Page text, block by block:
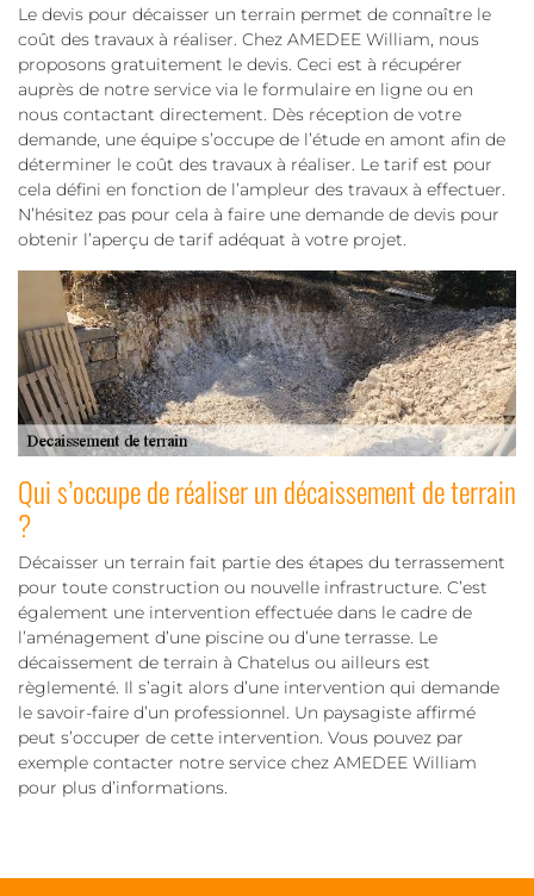
Le devis pour décaisser un terrain permet de connaître le
coût des travaux à réaliser. Chez AMEDEE William, nous
proposons gratuitement le devis. Ceci est à récupérer
auprès de notre service via le formulaire en ligne ou en
nous contactant directement. Dès réception de votre
demande, une équipe s’occupe de l’étude en amont afin de
déterminer le coût des travaux à réaliser. Le tarif est pour
cela défini en fonction de l’ampleur des travaux à effectuer.
N’hésitez pas pour cela à faire une demande de devis pour
obtenir l’aperçu de tarif adéquat à votre projet.
Qui s’occupe de réaliser un décaissement de terrain
?
Décaisser un terrain fait partie des étapes du terrassement
pour toute construction ou nouvelle infrastructure. C’est
également une intervention effectuée dans le cadre de
l’aménagement d’une piscine ou d’une terrasse. Le
décaissement de terrain à Chatelus ou ailleurs est
règlementé. Il s’agit alors d’une intervention qui demande
le savoir-faire d’un professionnel. Un paysagiste affirmé
peut s’occuper de cette intervention. Vous pouvez par
exemple contacter notre service chez AMEDEE William
pour plus d’informations.